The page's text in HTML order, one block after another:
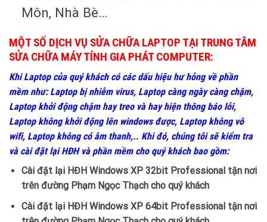
Môn, Nhà Bè…
MỘT SỐ DỊCH VỤ SỬA CHỮA LAPTOP TẠI TRUNG TÂM
SỬA CHỮA MÁY TÍNH GIA PHÁT COMPUTER:
Khi Laptop của quý khách có các dấu hiệu hư hỏng về phần
mềm như: Laptop bị nhiễm virus, Laptop càng ngày càng chậm,
Laptop khởi động chậm hay treo và hay hiện thông báo lỗi,
Laptop không khởi động lên windows được, Laptop không vô
wifi, Laptop không có âm thanh,.. Khi đó, chúng tôi sẽ kiểm tra
và cài đặt lại HĐH và phần mềm cho quý khách bao gồm:
Cài đặt lại HĐH Windows XP 32bit Professional tận nơi
trên đường Phạm Ngọc Thạch cho quý khách
Cài đặt lại HĐH Windows XP 64bit Professional tận nơi